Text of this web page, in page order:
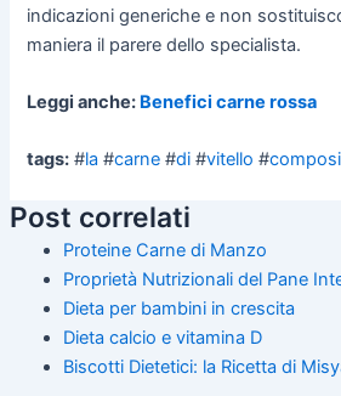
indicazioni generiche e non
maniera il parere dello specialista.
Leggi anche: Benefici carne rossa
tags: #la #carne #di #vitello #
Post correlati
Proteine Carne di Manzo
Proprietà Nutrizionali del Pane
Dieta per bambini in crescita
Dieta calcio e vitamina D
Biscotti Dietetici: la Ricetta di